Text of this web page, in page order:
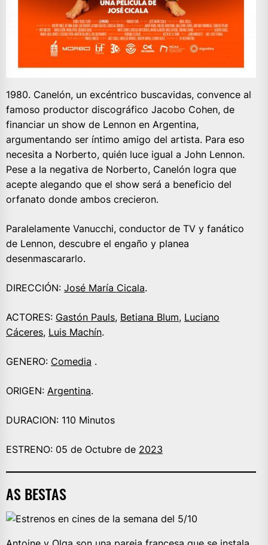
1980. Canelón, un excéntrico buscavidas, convence al
famoso productor discográfico Jacobo Cohen, de
financiar un show de Lennon en Argentina,
argumentando ser íntimo amigo del artista. Para eso
necesita a Norberto, quién luce igual a John Lennon.
Pese a la negativa de Norberto, Canelón logra que
acepte alegando que el show será a beneficio del
orfanato donde ambos crecieron.
Paralelamente Vanucchi, conductor de TV y fanático
de Lennon, descubre el engaño y planea
desenmascararlo.
DIRECCIÓN: José María Cicala.
ACTORES: Gastón Pauls, Betiana Blum, Luciano
Cáceres, Luis Machín.
GENERO: Comedia .
ORIGEN: Argentina.
DURACION: 110 Minutos
ESTRENO: 05 de Octubre de 2023
AS BESTAS